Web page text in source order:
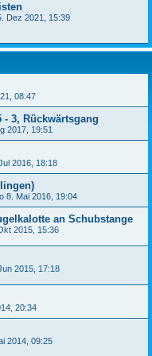
Dez 2021, 15:39
08:47
- 3, Rückwärtsgang
2017, 19:51
2016, 18:18
8. Mai 2016, 19:04
an Schubstange
2015, 15:36
2015, 17:18
20:34
2014, 09:25